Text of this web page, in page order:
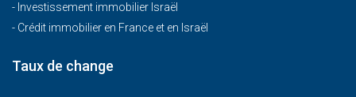
- Investissement immobilier Israël
- Crédit immobilier en France et en Israël
Taux de change